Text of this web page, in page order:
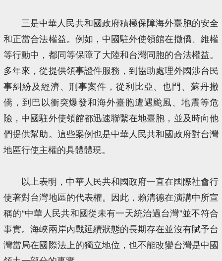
三是中華人民共和國政府積極保障海外臺胞的安全
和正當合法權益。例如，中國駐外使領館在撤僑、維權
等行動中，都同等保障了大陸和台灣同胞的合法權益。
多年來，從提供領事證件服務，到協助處理外國涉台民
事糾紛及經濟、刑事案件，從利比亞、也門、蘇丹撤
僑，到巴以衝突爆發和海外臺胞遭遇颱風、地震等危
險，中國駐外使領館都迅速聯繫在地臺胞，並及時向他
們提供幫助。這些案例也是中華人民共和國政府對台灣
地區行使主權的具體體現。
以上表明，中華人民共和國政府一直在國際社會行
使著對台灣地區的代表權。因此，賴清德在演講中所宣
稱的“中華人民共和國從未有一天統治過台灣”並不符合
事實。海峽兩岸內戰延續狀態的長期存在並沒有賦予台
灣當局在國際法上的獨立地位，也不能改變台灣是中國